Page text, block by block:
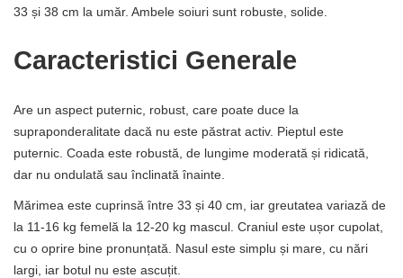
33 și 38 cm la umăr. Ambele soiuri sunt robuste, solide.
Caracteristici Generale
Are un aspect puternic, robust, care poate duce la
supraponderalitate dacă nu este păstrat activ. Pieptul este
puternic. Coada este robustă, de lungime moderată și ridicată,
dar nu ondulată sau înclinată înainte.
Mărimea este cuprinsă între 33 și 40 cm, iar greutatea variază de
la 11-16 kg femelă la 12-20 kg mascul. Craniul este ușor cupolat,
cu o oprire bine pronunțată. Nasul este simplu și mare, cu nări
largi, iar botul nu este ascuțit.